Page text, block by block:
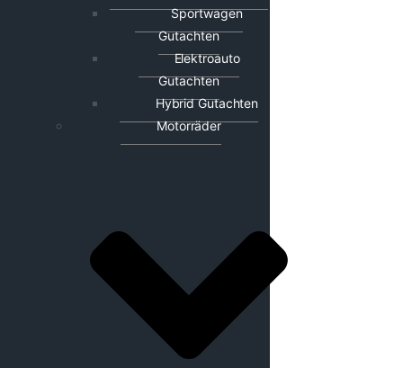
Sportwagen
Gutachten
Elektroauto
Gutachten
Hybrid Gutachten
Motorräder